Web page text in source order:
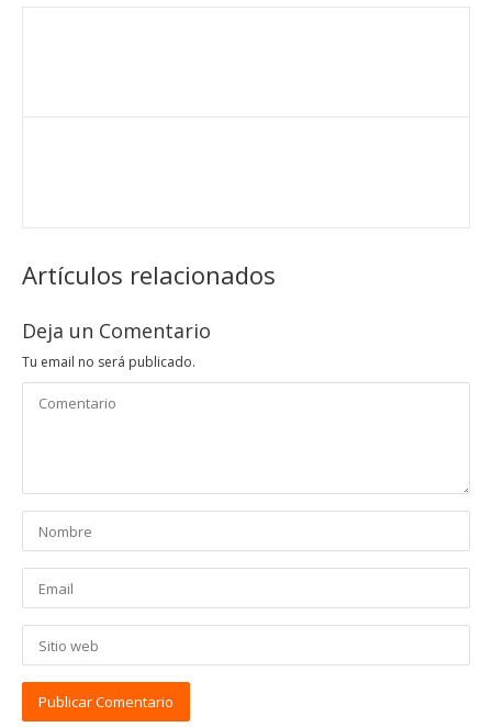
Artículos relacionados
Deja un Comentario
Tu email no será publicado.